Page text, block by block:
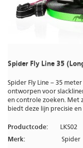
Spider Fly Line 35
Spider Fly Line – 35
ontworpen voor
en controle zoeken. Met
biedt deze lijn precisie
Productcode:
LKS02
Merk:
Spider